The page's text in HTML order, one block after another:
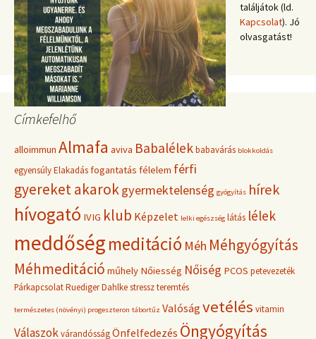
találjátok (ld.
Kapcsolat). Jó
olvasgatást!
Címkefelhő
alloimmun Almafa aviva Babalélekbabavárás blokkoldás
egyensúlyElakadásfogantatás félelem férfi
gyereket akarokgyermektelenség gyógyítás hírek
hívogató IVIG klub Képzelet lelki egészség látás lélek
meddőségmeditáció Méh Méhgyógyítás
Méhmeditáció műhely Nőiesség Nőiség PCOS petevezeték
PárkapcsolatRuediger Dahlkestresszteremtés
természetes (növényi) progeszteron tábortűz Valóság vetélés vitamin
VálaszokvárandósságÖnfelfedezés Öngyógyítás